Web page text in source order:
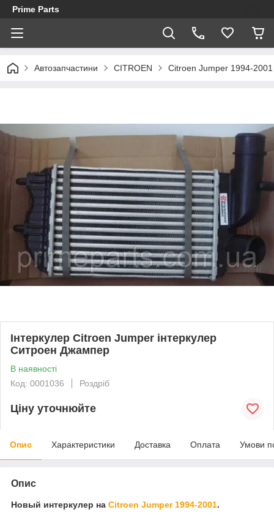
Prime Parts
Автозапчастини CITROEN Citroen Jumper 1994-2001
Інтеркулер Citroen Jumper інтеркулер
Ситроен Джампер
В наявності
Код: 0001036
Роздріб
Ціну уточнюйте
Опис Характеристики Доставка Оплата Умови
Опис
Новый интеркулер на Citroen Jumper 1994-2001.